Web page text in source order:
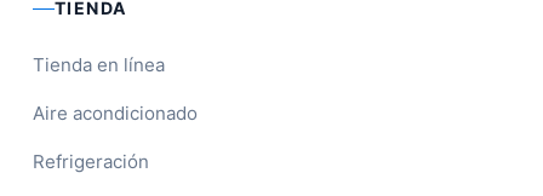
TIENDA
Tienda en línea
Aire acondicionado
Refrigeración